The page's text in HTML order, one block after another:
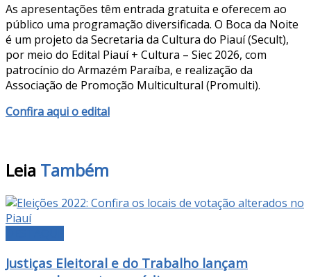
As apresentações têm entrada gratuita e oferecem ao
público uma programação diversificada. O Boca da Noite
é um projeto da Secretaria da Cultura do Piauí (Secult),
por meio do Edital Piauí + Cultura – Siec 2026, com
patrocínio do Armazém Paraíba, e realização da
Associação de Promoção Multicultural (Promulti).
Confira aqui o edital
Leia Também
Justiças Eleitoral e do Trabalho lançam